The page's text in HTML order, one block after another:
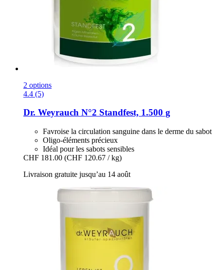
2 options
4.4 (5)
Dr. Weyrauch N°2 Standfest, 1.500 g
Favroise la circulation sanguine dans le derme du sabot
Oligo-éléments précieux
Idéal pour les sabots sensibles
CHF 181.00 (CHF 120.67 / kg)
Livraison gratuite jusqu’au 14 août